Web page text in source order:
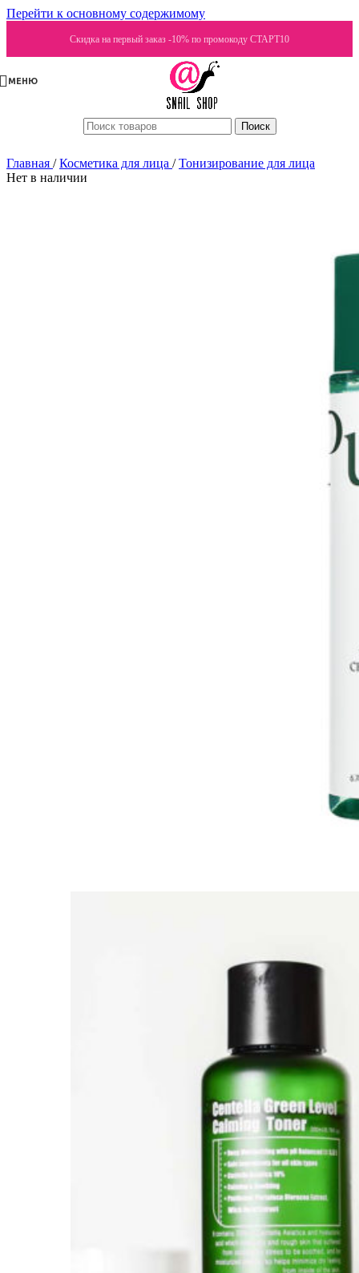
Перейти к основному содержимому
Скидка на первый заказ -10% по промокоду СТАРТ10
МЕНЮ
Поиск
Главная / Косметика для лица / Тонизирование для лица
Нет в наличии